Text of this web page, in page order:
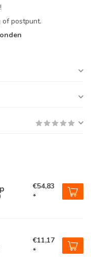
of postpunt.
€54,83
*
€11,17
*